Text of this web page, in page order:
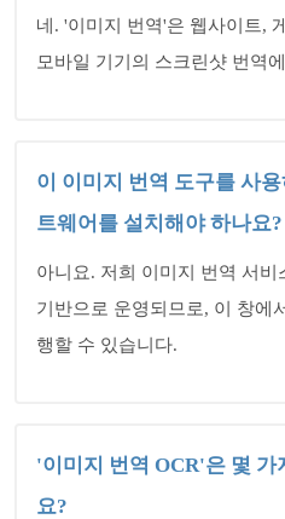
네. '이미지 번역'은 웹사이트,
모바일 기기의 스크린샷 번역
이 이미지 번역 도구를 사
트웨어를 설치해야 하나요?
아니요. 저희 이미지 번역 서비
기반으로 운영되므로, 이 창에
행할 수 있습니다.
'이미지 번역 OCR'은 몇 가
요?